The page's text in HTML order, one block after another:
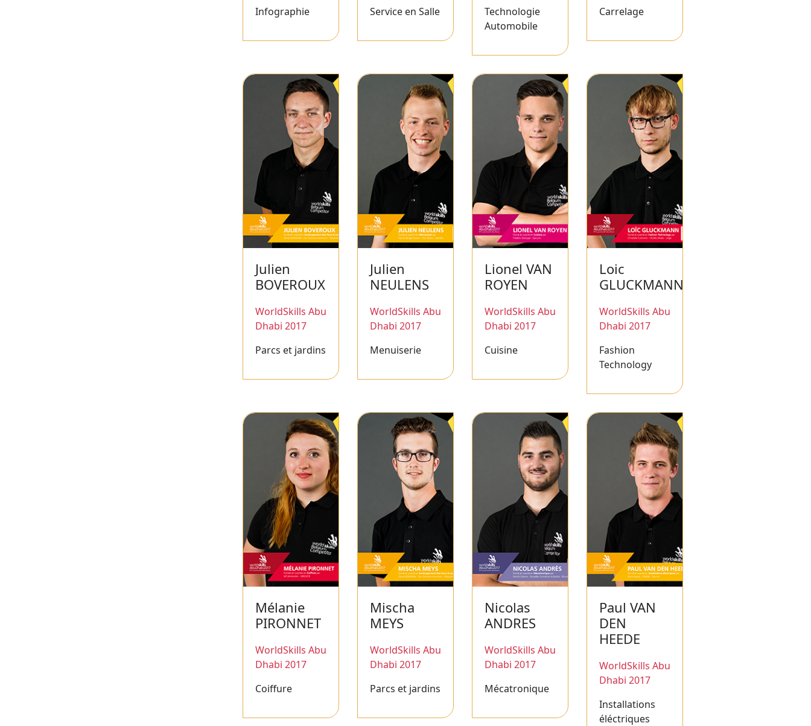
Infographie
Service en Salle
Technologie
Automobile
Carrelage
Julien
BOVEROUX
WorldSkills Abu
Dhabi 2017
Parcs et jardins
Julien
NEULENS
WorldSkills Abu
Dhabi 2017
Menuiserie
Lionel VAN
ROYEN
WorldSkills Abu
Dhabi 2017
Cuisine
Loic
GLUCKMANN
WorldSkills Abu
Dhabi 2017
Fashion
Technology
Mélanie
PIRONNET
WorldSkills Abu
Dhabi 2017
Coiffure
Mischa
MEYS
WorldSkills Abu
Dhabi 2017
Parcs et jardins
Nicolas
ANDRES
WorldSkills Abu
Dhabi 2017
Mécatronique
Paul VAN
DEN
HEEDE
WorldSkills Abu
Dhabi 2017
Installations
éléctriques